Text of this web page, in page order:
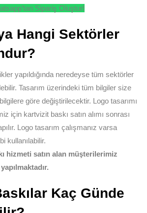
Sipariş Oluştur!
Hangi Sektörler
yapıldığında neredeyse tüm sektörler
Tasarım üzerindeki tüm bilgiler size
göre değiştirilecektir. Logo tasarımı
için kartvizit baskı satın alımı sonrası
Logo tasarım çalışmanız varsa
kullanılabilir.
hizmeti satın alan müşterilerimiz
Kaç Günde